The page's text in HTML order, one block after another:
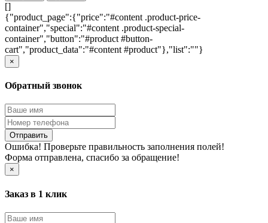
[]
{"product_page":{"price":"#content .product-price-
container","special":"#content .product-special-
container","button":"#product #button-
cart","product_data":"#content #product"},"list":""}
×
Обратный звонок
Отправить
Ошибка! Проверьте правильность заполнения полей!
Форма отправлена, спасибо за обращение!
×
Заказ в 1 клик